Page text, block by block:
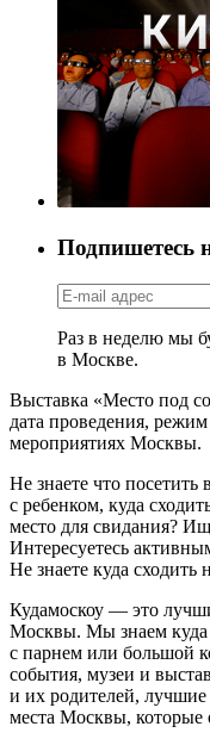
Подпишетесь
Раз в неделю мы
в Москве.
Выставка «Место под
дата проведения,
мероприятиях Москвы.
Не знаете что
с ребенком, куда
место для свидания?
Интересуетесь
Не знаете куда
Кудамоскоу — это
Москвы. Мы знаем куда
с парнем или большой
события, музеи и
и их родителей, лучшие
места Москвы, которые